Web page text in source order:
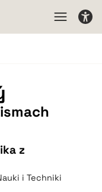
z
i Techniki